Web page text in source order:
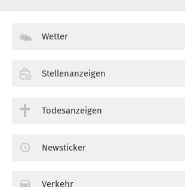
Wetter
Stellenanzeigen
Todesanzeigen
Newsticker
Verkehr